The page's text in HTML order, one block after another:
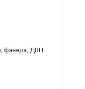
фанера, ДВП